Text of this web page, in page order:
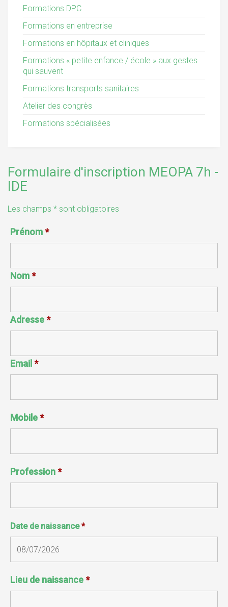
Formations DPC
Formations en entreprise
Formations en hôpitaux et cliniques
Formations « petite enfance / école » aux gestes
qui sauvent
Formations transports sanitaires
Atelier des congrès
Formations spécialisées
Formulaire d'inscription MEOPA 7h -
IDE
Les champs * sont obligatoires
Prénom*
Nom*
Adresse*
Email *
Mobile*
Profession*
Date de naissance*
Lieu de naissance*